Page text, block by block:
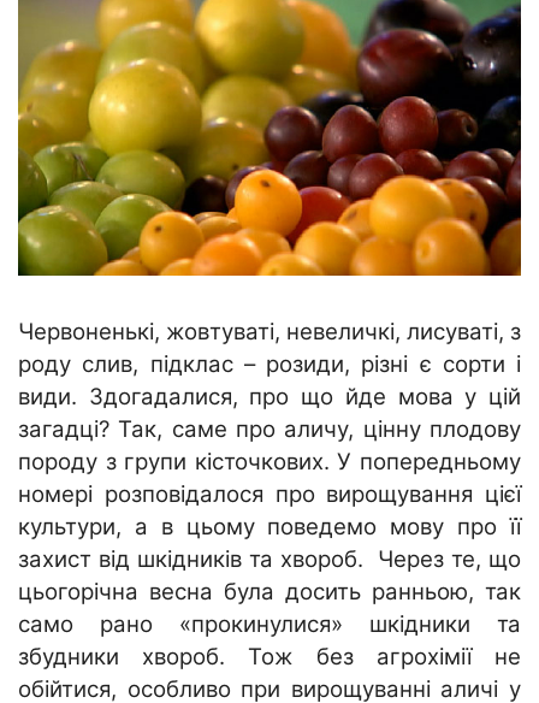
Червоненькі, жовтуваті, невеличкі, лисуваті, з
роду слив, підклас – розиди, різні є сорти і
види. Здогадалися, про що йде мова у цій
загадці? Так, саме про аличу, цінну плодову
породу з групи кісточкових. У попередньому
номері розповідалося про вирощування цієї
культури, а в цьому поведемо мову про її
захист від шкідників та хвороб. Через те, що
цьогорічна весна була досить ранньою, так
само рано «прокинулися» шкідники та
збудники хвороб. Тож без агрохімії не
обійтися, особливо при вирощуванні аличі у